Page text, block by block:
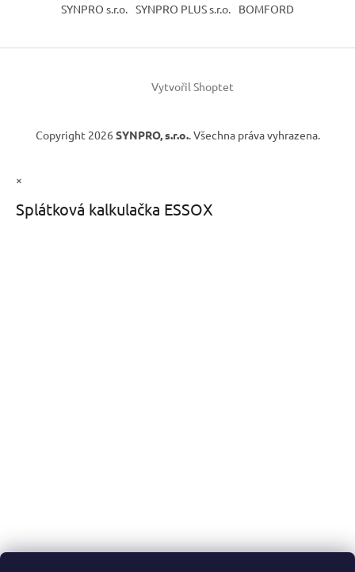
SYNPRO s.r.o. SYNPRO PLUS s.r.o. BOMFORD
Vytvořil Shoptet
Copyright 2026 SYNPRO, s.r.o.. Všechna práva vyhrazena.
×
Splátková kalkulačka ESSOX